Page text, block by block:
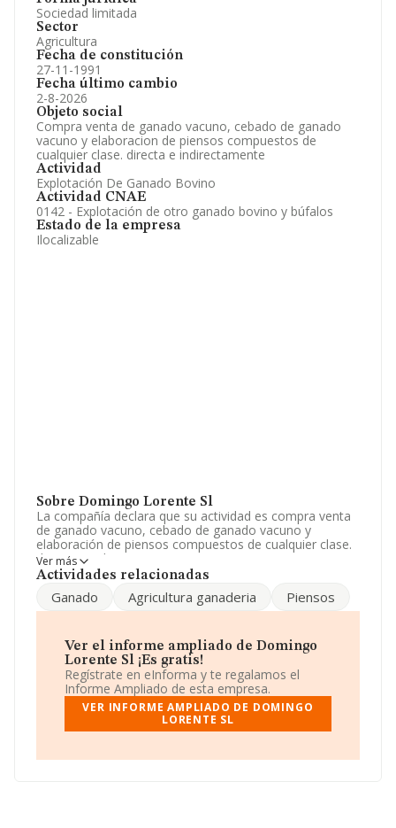
Sociedad limitada
Sector
Agricultura
Fecha de constitución
27-11-1991
Fecha último cambio
2-8-2026
Objeto social
Compra venta de ganado vacuno, cebado de ganado
vacuno y elaboracion de piensos compuestos de
cualquier clase. directa e indirectamente
Actividad
Explotación De Ganado Bovino
Actividad CNAE
0142 - Explotación de otro ganado bovino y búfalos
Estado de la empresa
Ilocalizable
Sobre Domingo Lorente Sl
La compañía declara que su actividad es compra venta
de ganado vacuno, cebado de ganado vacuno y
elaboración de piensos compuestos de cualquier clase.
directa e indirectamente. La empresa aparece inscrita
en el Registro Mercantil como Sociedad Limitada. La
'Explotación de otro ganado bovino y búfalos', cuyo
Código es 0142. No realiza actividad de importación y/o
El número de empleados ha disminuido un 33% y según
los datos a disposición de INFORMA, ha tenido un
número de empleados por debajo de la media de
sector.
Para llamar las oficinas se puede hacer a través del
Ver más
Actividades relacionadas
Ganado Agricultura ganaderia Piensos
Ver el informe ampliado de Domingo
Lorente Sl ¡Es gratis!
Regístrate en eInforma y te regalamos el
Informe Ampliado de esta empresa.
VER INFORME AMPLIADO DE DOMINGO
LORENTE SL